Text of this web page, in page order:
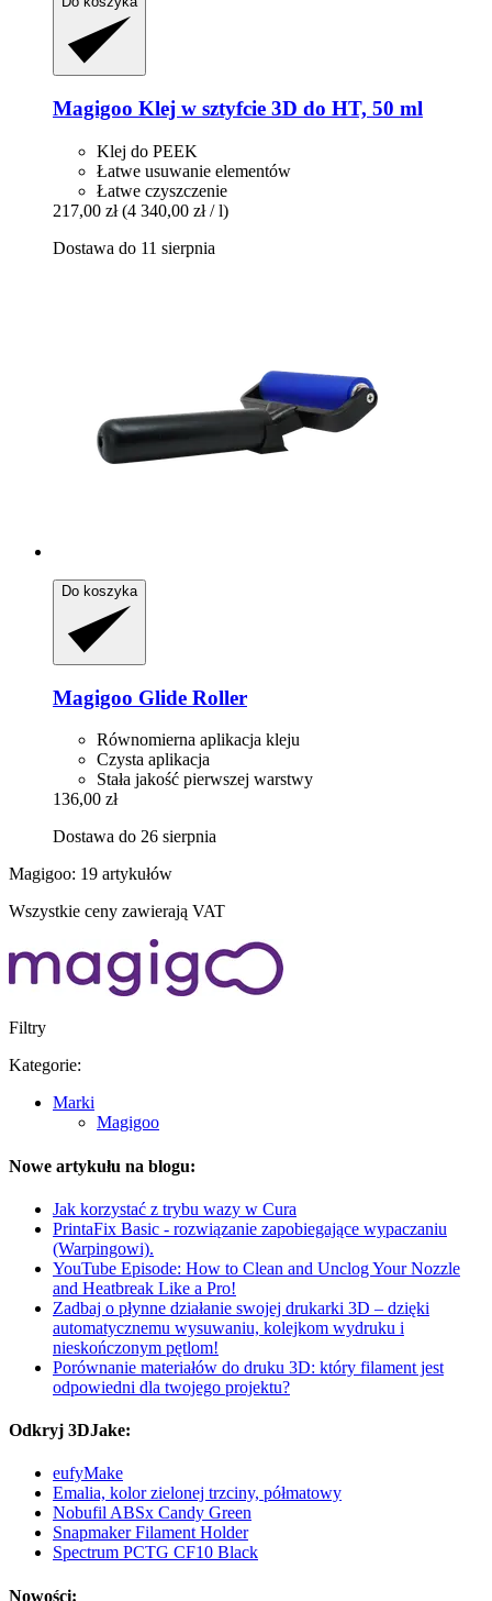
Magigoo Klej w sztyfcie 3D do HT, 50 ml
Klej do PEEK
Łatwe usuwanie elementów
Łatwe czyszczenie
217,00 zł (4 340,00 zł / l)
Dostawa do 11 sierpnia
Do koszyka
Magigoo Glide Roller
Równomierna aplikacja kleju
Czysta aplikacja
Stała jakość pierwszej warstwy
136,00 zł
Dostawa do 26 sierpnia
Magigoo: 19 artykułów
Wszystkie ceny zawierają VAT
Filtry
Kategorie:
Marki
Magigoo
Nowe artykułu na blogu:
Jak korzystać z trybu wazy w Cura
PrintaFix Basic - rozwiązanie zapobiegające wypaczaniu
(Warpingowi).
YouTube Episode: How to Clean and Unclog Your Nozzle
and Heatbreak Like a Pro!
Zadbaj o płynne działanie swojej drukarki 3D – dzięki
automatycznemu wysuwaniu, kolejkom wydruku i
nieskończonym pętlom!
Porównanie materiałów do druku 3D: który filament jest
odpowiedni dla twojego projektu?
Odkryj 3DJake:
eufyMake
Emalia, kolor zielonej trzciny, półmatowy
Nobufil ABSx Candy Green
Snapmaker Filament Holder
Spectrum PCTG CF10 Black
Nowości: